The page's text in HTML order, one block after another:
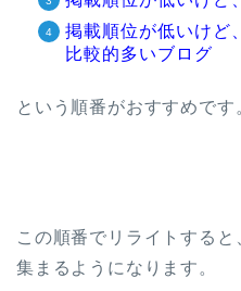
掲載順位が低いけど
比較的多いブログ
という順番がおすすめです
この順番でリライトする
集まるようになります。